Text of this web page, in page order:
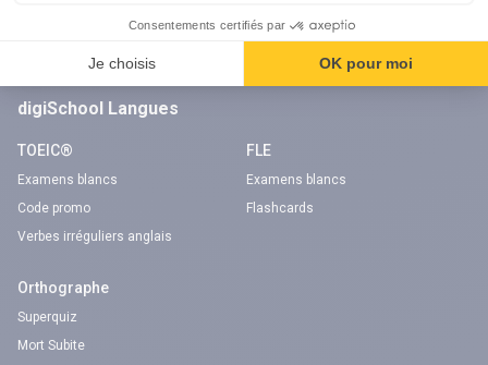
Application Android Code de la route
Application iOS Code de la route
Chaîne Youtube Code de la route
digiSchool Langues
TOEIC®
Examens blancs
Code promo
Verbes irréguliers anglais
FLE
Examens blancs
Flashcards
Orthographe
Superquiz
Mort Subite